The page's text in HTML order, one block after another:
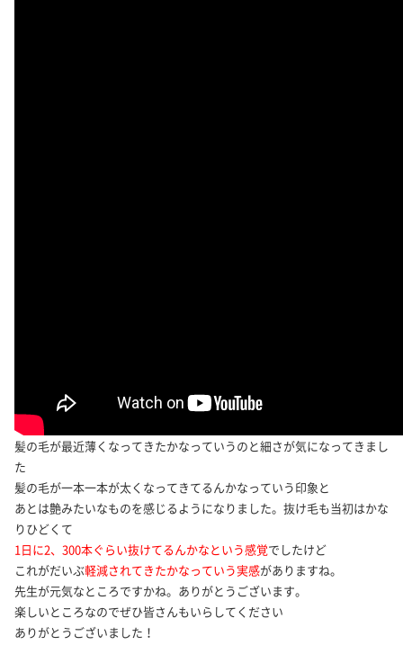
髪の毛が最近薄くなってきたかなっていうのと細さが気になってきまし
た
髪の毛が一本一本が太くなってきてるんかなっていう印象と
あとは艶みたいなものを感じるようになりました。抜け毛も当初はかな
りひどくて
1日に2、300本ぐらい抜けてるんかなという感覚でしたけど
これがだいぶ軽減されてきたかなっていう実感がありますね。
先生が元気なところですかね。ありがとうございます。
楽しいところなのでぜひ皆さんもいらしてください
ありがとうございました！